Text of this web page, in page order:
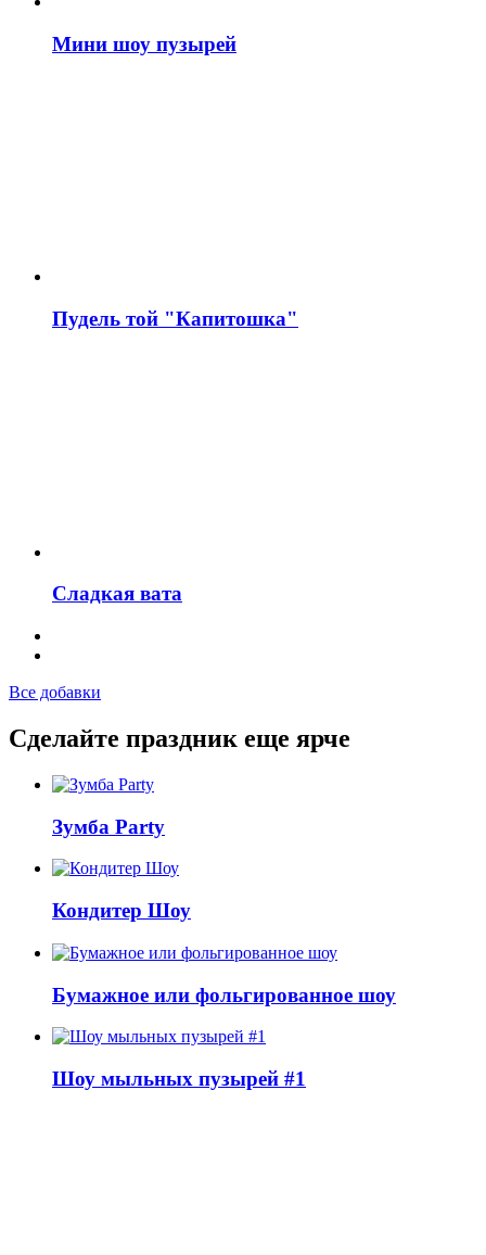
Мини шоу пузырей
Пудель той "Капитошка"
Сладкая вата
Все добавки
Сделайте праздник еще ярче
Зумба Party
Кондитер Шоу
Бумажное или фольгированное шоу
Шоу мыльных пузырей #1